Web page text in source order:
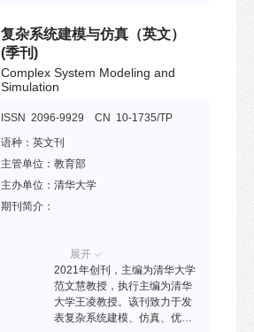
源综合学科高质量学术期刊。
高质量科技期刊分级目录》T3
级；2020年，被国际知名数据
2021年，被JST日本科学技术
年，入选《煤炭领域高质量科
技期刊分级目录》T2级；2023
年，入选中国科技核心期刊目
录；2024年，入选RCCSE中
复杂系统建模与仿真（英文）
(季刊)
Complex System Modeling and
Simulation
ISSN 2096-9929 CN 10-1735/TP
语种： 英文刊
主管单位： 教育部
主办单位： 清华大学
期刊简介：
展开
2021年创刊，主编为清华大学
范文慧教授，执行主编为清华
大学王凌教授。该刊致力于发
表复杂系统建模、仿真、优化